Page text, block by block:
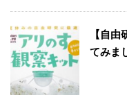
【自
てみま